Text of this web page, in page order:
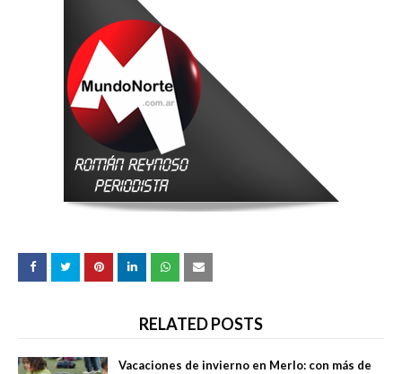
RELATED POSTS
Vacaciones de invierno en Merlo: con más de